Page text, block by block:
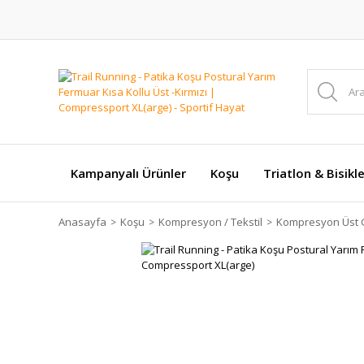
Kampanyalı Ürünler Koşu Triatlon &
Anasayfa Koşu Kompresyon / Tekstil Kompresyon Üst